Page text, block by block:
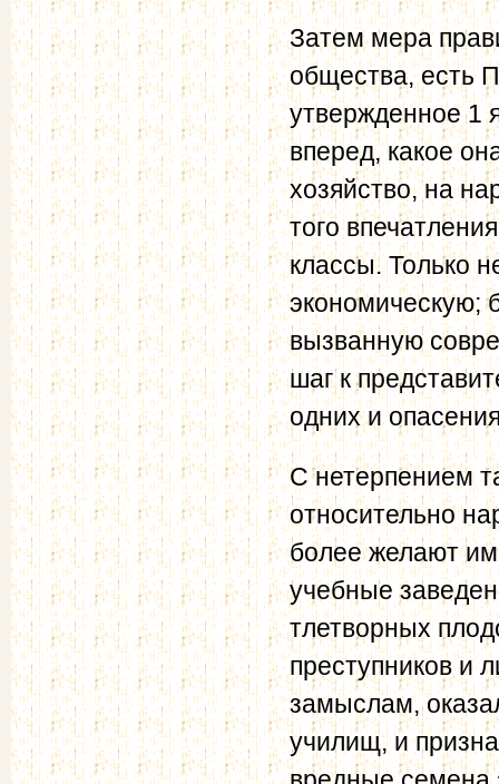
Затем мера
общества, есть
утвержденное 1
вперед, какое
хозяйство, на
того
классы. Только
экономическую;
вызванную
шаг к
одних и
С нетерпением
относительно
более желают им
учебные
тлетворных
преступников и
замыслам,
училищ, и